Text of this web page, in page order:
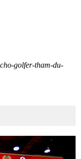
golfer-tham-du-